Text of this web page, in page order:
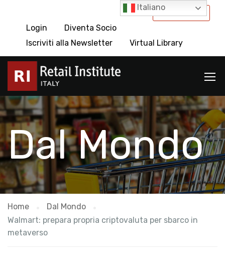
International
Login
Diventa Socio
Iscriviti alla Newsletter
Virtual Library
Dal Mondo
Home
Dal Mondo
Walmart: prepara propria criptovaluta per sbarco in
metaverso
Italiano